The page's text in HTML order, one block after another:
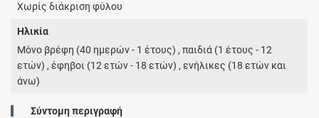
Χωρίς διάκριση φύλου
Ηλικία
Μόνο βρέφη (40 ημερών - 1 έτους) , παιδιά (1 έτους - 12
ετών) , έφηβοι (12 ετών - 18 ετών) , ενήλικες (18 ετών και
άνω)
Σύντομη περιγραφή